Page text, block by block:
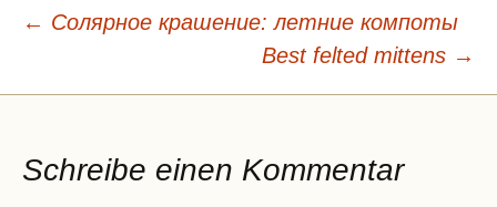
Beitragsnavigation
← Солярное крашение: летние компоты
Best felted mittens →
Schreibe einen Kommentar